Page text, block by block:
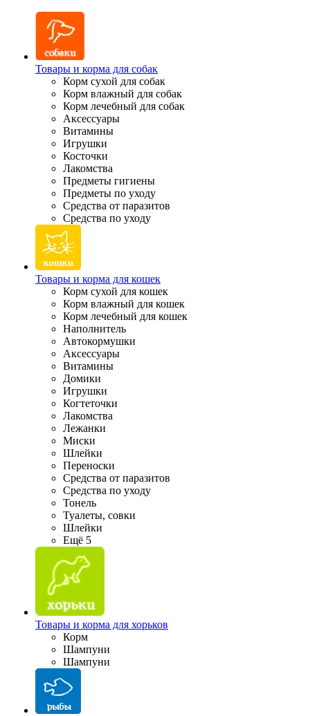
Товары и корма для собак
Корм сухой для собак
Корм влажный для собак
Корм лечебный для собак
Аксессуары
Витамины
Игрушки
Косточки
Лакомства
Предметы гигиены
Предметы по уходу
Средства от паразитов
Средства по уходу
Товары и корма для кошек
Корм сухой для кошек
Корм влажный для кошек
Корм лечебный для кошек
Наполнитель
Автокормушки
Аксессуары
Витамины
Домики
Игрушки
Когтеточки
Лакомства
Лежанки
Миски
Шлейки
Переноски
Средства от паразитов
Средства по уходу
Тонель
Туалеты, совки
Шлейки
Ещё 5
Товары и корма для хорьков
Корм
Шампуни
Шампуни